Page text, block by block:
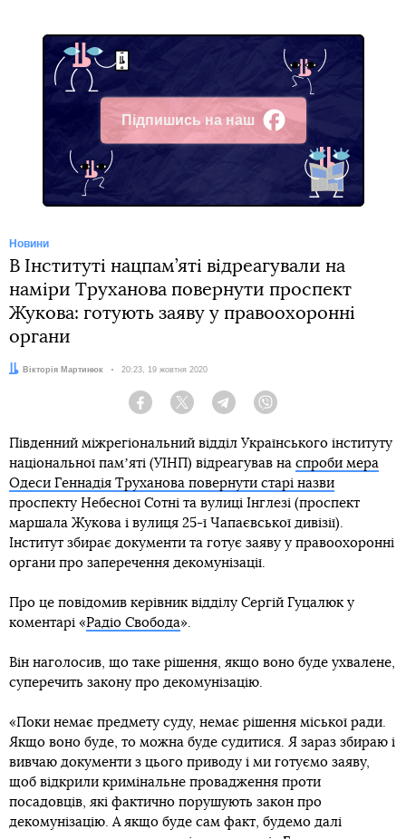
Підпишись на наш
Facebook
Новини
В Інституті нацпам’яті відреагували на
наміри Труханова повернути проспект
Жукова: готують заяву у правоохоронні
органи
Автор:Вікторія Мартинюк Дата:
20:23, 19 жовтня 2020
Facebook Twitter Telegram
Південний міжрегіональний відділ Українського інституту
національної памʼяті (УІНП) відреагував на спроби мера
Одеси Геннадія Труханова повернути старі назви
проспекту Небесної Сотні та вулиці Інглезі (проспект
маршала Жукова і вулиця 25-ї Чапаєвської дивізії).
Інститут збирає документи та готує заяву у правоохоронні
органи про заперечення декомунізації.
Про це повідомив керівник відділу Сергій Гуцалюк у
коментарі «Радіо Свобода».
Він наголосив, що таке рішення, якщо воно буде ухвалене,
суперечить закону про декомунізацію.
«Поки немає предмету суду, немає рішення міської ради.
Якщо воно буде, то можна буде судитися. Я зараз збираю і
вивчаю документи з цього приводу і ми готуємо заяву,
щоб відкрили кримінальне провадження проти
посадовців, які фактично порушують закон про
декомунізацію. А якщо буде сам факт, будемо далі